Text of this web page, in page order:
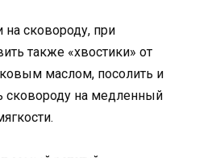
сковороду, при
также «хвостики» от
маслом, посолить и
сковороду на медленный